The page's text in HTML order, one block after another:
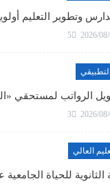
وتطوير التعليم
2026/
5
التطبيقي
الرواتب لمستحقي
2026/
3
العالي
للحياة